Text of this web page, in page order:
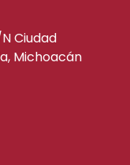
Ciudad
Michoacán